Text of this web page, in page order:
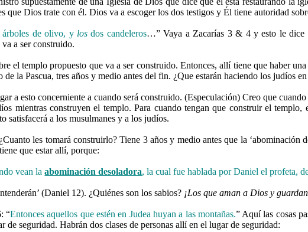
que Dios trate con él. Dios va a escoger los dos testigos y Él tiene autoridad
árboles de olivo, y losdos candeleros…” Vaya a Zacarías 3 & 4 y esto le dice
a ser construido.
el templo propuesto que va a ser construido. Entonces, allí tiene que haber
de la Pascua, tres años y medio antes del fin. ¿Que estarán haciendo los judíos
a esto concerniente a cuando será construido. (Especulación) Creo que
mientras construyen el templo. Para cuando tengan que construir el
satisfacerá a los musulmanes y a los judíos.
les tomará construirlo? Tiene 3 años y medio antes que la
que estar allí, porque:
vean laabominación desoladora, la cual fue hablada por Daniel el profeta,
(Daniel 12). ¿Quiénes son los sabios? ¡Los que aman a Dios y
“Entonces aquellos que estén en Judea huyan a las montañas.” Aquí las cosas
de seguridad. Habrán dos clases de personas allí en el lugar de seguridad: